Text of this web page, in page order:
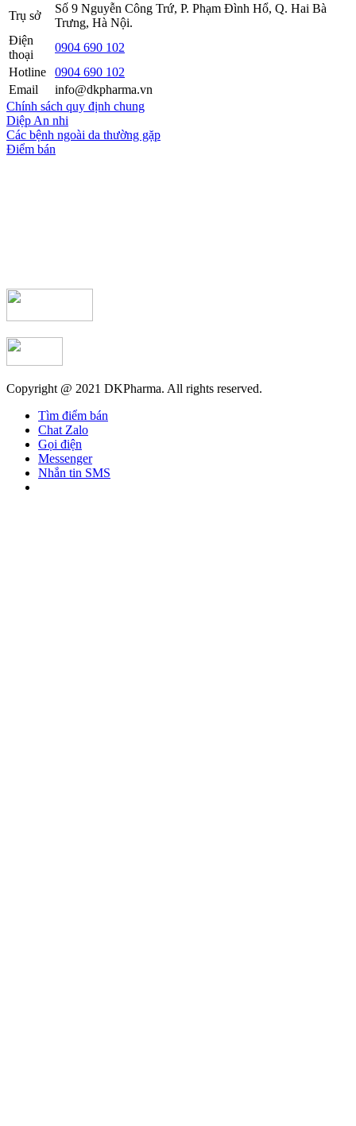
Trụ sở
Số 9 Nguyễn Công Trứ, P. Phạm Đình Hổ, Q. Hai Bà
Trưng, Hà Nội.
Điện
thoại
0904 690 102
Hotline
0904 690 102
Email
info@dkpharma.vn
Chính sách quy định chung
Diệp An nhi
Các bệnh ngoài da thường gặp
Điểm bán
Copyright @ 2021 DKPharma. All rights reserved.
Tìm điểm bán
Chat Zalo
Gọi điện
Messenger
Nhắn tin SMS